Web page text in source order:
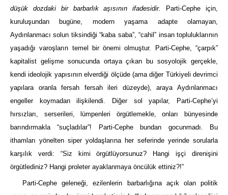
düşük dozdaki bir barbarlık aşısının ifadesidir.
Parti-Cephe için,
kuruluşundan bugüne, modern yaşama adapte olamayan,
Aydınlanmacı solun tiksindiği “kaba saba”, “cahil” insan topluluklarının
yaşadığı varoşların temel bir önemi olmuştur. Parti-Cephe, “çarpık”
kapitalist gelişme sonucunda ortaya çıkan bu sosyolojik gerçekle,
kendi ideolojik yapısının elverdiği ölçüde (ama diğer Türkiyeli devrimci
yapılara oranla fersah fersah ileri düzeyde), araya Aydınlanmacı
engeller koymadan ilişkilendi. Diğer sol yapılar, Parti-Cephe’yi
hırsızları, serserileri, lümpenleri örgütlemekle, onları bünyesinde
barındırmakla “suçladılar”! Parti-Cephe bundan gocunmadı. Bu
ithamları yönelten siper yoldaşlarına her seferinde yerinde sorularla
karşılık verdi: “Siz kimi örgütlüyorsunuz? Hangi işçi direnişini
örgütlediniz? Hangi proleter ayaklanmaya öncülük ettiniz?!”
Parti-Cephe geleneği, ezilenlerin barbarlığına açık olan politik